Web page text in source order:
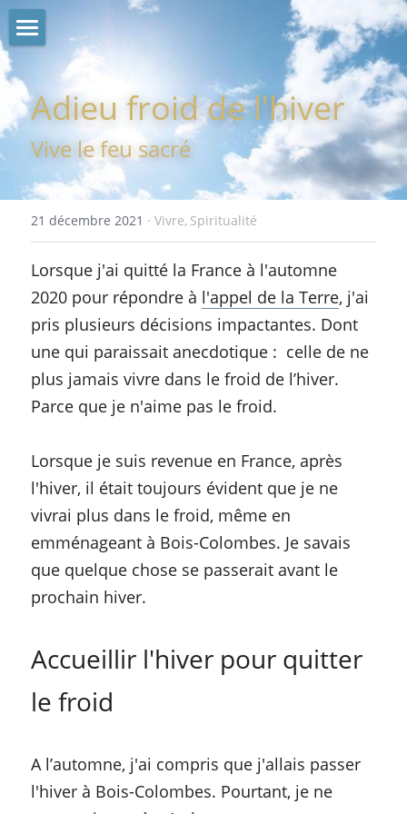
A propos
Blog
Me contacter
Photos
Rechercher
Adieu froid de l'hiver
Vive le feu sacré
21 décembre 2021 · Vivre, Spiritualité
Lorsque j'ai quitté la France à l'automne
2020 pour répondre à l'appel de la Terre, j'ai
pris plusieurs décisions impactantes. Dont
une qui paraissait anecdotique :  celle de ne
plus jamais vivre dans le froid de l’hiver.
Parce que je n'aime pas le froid.
Lorsque je suis revenue en France, après
l'hiver, il était toujours évident que je ne
vivrai plus dans le froid, même en
emménageant à Bois-Colombes. Je savais
que quelque chose se passerait avant le
prochain hiver.
Accueillir l'hiver pour quitter
le froid
A l’automne, j'ai compris que j'allais passer
l'hiver à Bois-Colombes. Pourtant, je ne